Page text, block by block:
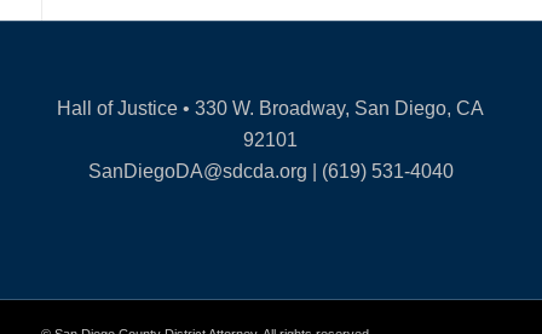
Hall of Justice • 330 W. Broadway, San Diego, CA
92101
SanDiegoDA@sdcda.org | (619) 531-4040